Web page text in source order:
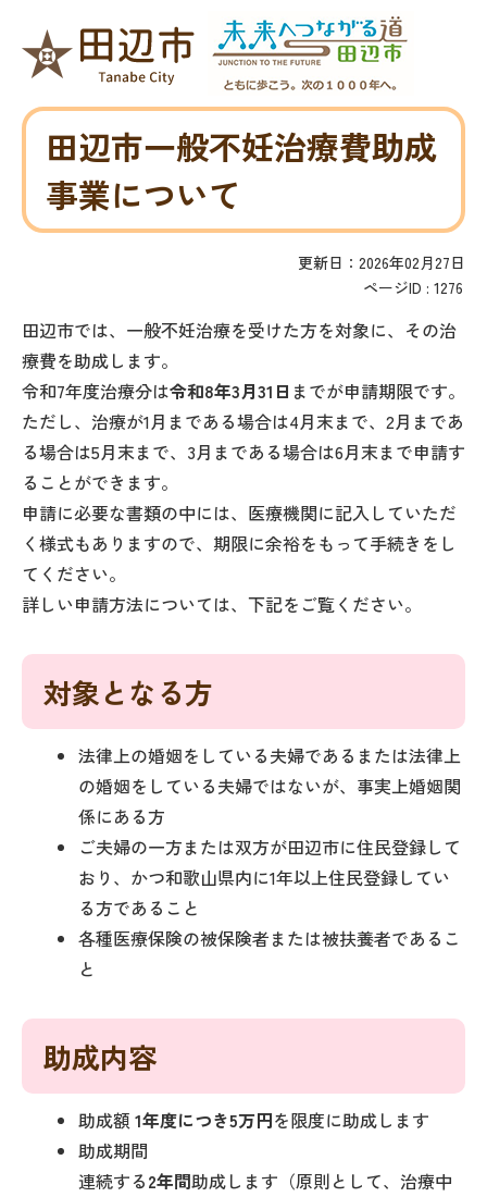
田辺市一般不妊治療費助成
事業について
更新日：2026年02月27日
ページID : 1276
田辺市では、一般不妊治療を受けた方を対象に、その治
療費を助成します。
令和7年度治療分は令和8年3月31日 までが申請期限です。
ただし、治療が1月まである場合は4月末まで、2月まであ
る場合は5月末まで、3月まである場合は6月末まで申請す
ることができます。
申請に必要な書類の中には、医療機関に記入していただ
く様式もありますので、期限に余裕をもって手続きをし
てください。
詳しい申請方法については、下記をご覧ください。
対象となる方
法律上の婚姻をしている夫婦であるまたは法律上
の婚姻をしている夫婦ではないが、事実上婚姻関
係にある方
ご夫婦の一方または双方が田辺市に住民登録して
おり、かつ和歌山県内に1年以上住民登録してい
る方であること
各種医療保険の被保険者または被扶養者であるこ
と
助成内容
助成額1年度につき5万円を限度に助成します
助成期間
連続する2年間助成します（原則として、治療中